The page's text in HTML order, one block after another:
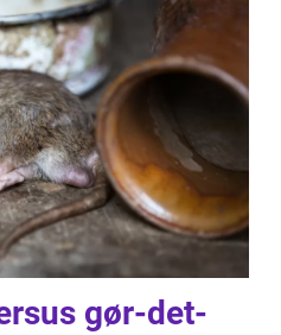
gør-det-